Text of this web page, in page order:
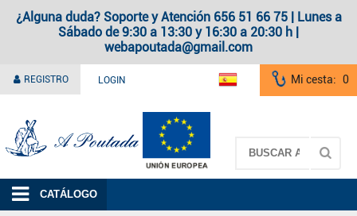
¿Alguna duda? Soporte y Atención 656 51 66 75 | Lunes a
Sábado de 9:30 a 13:30 y 16:30 a 20:30 h |
webapoutada@gmail.com
REGISTRO LOGIN Mi cesta: 0
CATÁLOGO